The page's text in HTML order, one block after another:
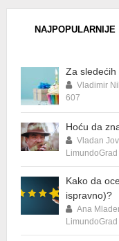
NAJPOPULARNIJE
Za sledećih
Vladimir
607
Hoću da
Vladan
LimundoGrad
Kako da
ispravno)?
Ana
LimundoGrad